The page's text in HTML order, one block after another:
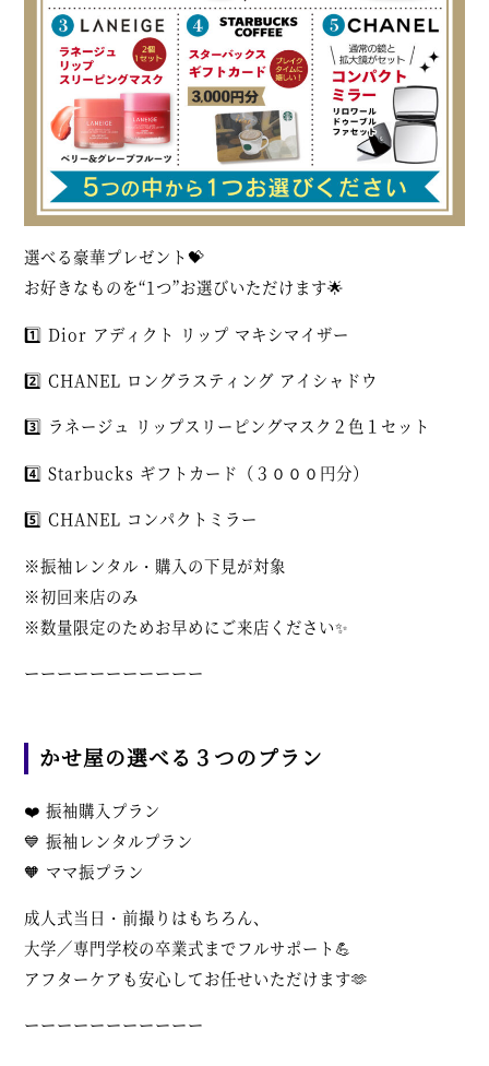
選べる豪華プレゼント💝
お好きなものを“1つ”お選びいただけます🌟
1️⃣ Dior アディクト リップ マキシマイザー
2️⃣ CHANEL ロングラスティング アイシャドウ
3️⃣ ラネージュ リップスリーピングマスク２色１セット
4️⃣ Starbucks ギフトカード（３０００円分）
5️⃣ CHANEL コンパクトミラー
※振袖レンタル・購入の下見が対象
※初回来店のみ
※数量限定のためお早めにご来店ください✨
ーーーーーーーーーーー
かせ屋の選べる３つのプラン
❤️ 振袖購入プラン
💙 振袖レンタルプラン
🧡 ママ振プラン
成人式当日・前撮りはもちろん、
大学／専門学校の卒業式までフルサポート💪
アフターケアも安心してお任せいただけます🫶
ーーーーーーーーーーー